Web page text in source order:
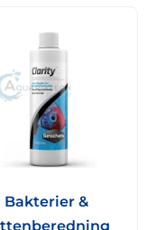
Bakterier &